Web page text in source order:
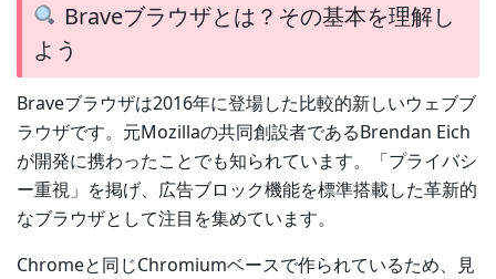
Braveブラウザとは？その基本を理解し
よう
Braveブラウザは2016年に登場した比較的新しいウェブブ
ラウザです。元Mozillaの共同創設者であるBrendan Eich
が開発に携わったことでも知られています。「プライバシ
ー重視」を掲げ、広告ブロック機能を標準搭載した革新的
なブラウザとして注目を集めています。
Chromeと同じChromiumベースで作られているため、見